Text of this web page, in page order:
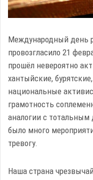
Международный день
провозгласило 21
прошёл невероятно
хантыйские,
национальные
грамотность
аналогии с тотальным
было много
тревогу.
Наша страна